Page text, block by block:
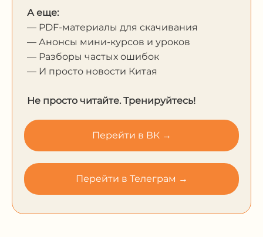
А еще:
— PDF-материалы для скачивания
— Анонсы мини-курсов и уроков
— Разборы частых ошибок
— И просто новости Китая
Не просто читайте. Тренируйтесь!
Перейти в ВК →
Перейти в Телеграм →